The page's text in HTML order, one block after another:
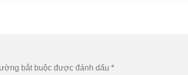
bắt buộc được đánh dấu *